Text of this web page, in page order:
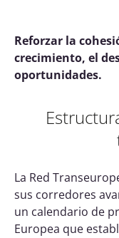
Reforzar la
crecimiento, el
oportunidades.
La Red
sus corredores
un calendario de
Europea que